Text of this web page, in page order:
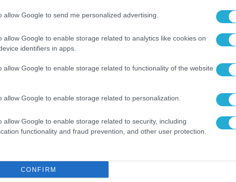
allow Google to send me personalized advertising.
allow Google to enable storage related to analytics like cookies on
identifiers in apps.
allow Google to enable storage related to functionality of the website
allow Google to enable storage related to personalization.
allow Google to enable storage related to security, including
functionality and fraud prevention, and other user protection.
CONFIRM
ενδέχεται να αποκτήσει βαρύτητα αντίστοιχη ή
δραστηριότητες.
των data centers συνοδεύεται από
ηλεκτρικής ενέργειας μπορεί να οδηγήσει σε
υποστηριχθεί από νέες επενδύσεις σε καθαρές
ότι κάθε νέα μεγάλη ψηφιακή υποδομή πρέπει
ώστε να αποφεύγονται στρεβλώσεις στην αγορά.
νοημοσύνης θα επηρεάσει σημαντικά την
που θα καταφέρουν να ενσωματώσουν
σημαντικό πλεονέκτημα, αξιοποιώντας
ρόλους υψηλότερης προστιθέμενης αξίας. Ο
ότι η Ευρώπη εξακολουθεί να διαθέτει